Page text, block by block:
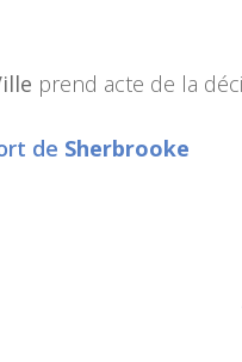
prend acte de la
de Sherbrooke